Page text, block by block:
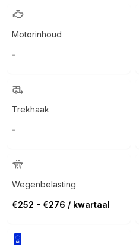
Motorinhoud
-
Trekhaak
-
Wegenbelasting
€252 - €276 / kwartaal